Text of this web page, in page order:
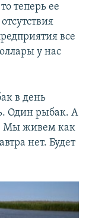
теперь ее
все
у нас
в день
Один рыбак. А
Мы живем как
нет. Будет